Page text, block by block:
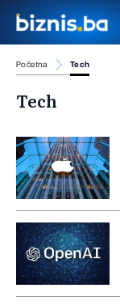
Početna Tech
Tech